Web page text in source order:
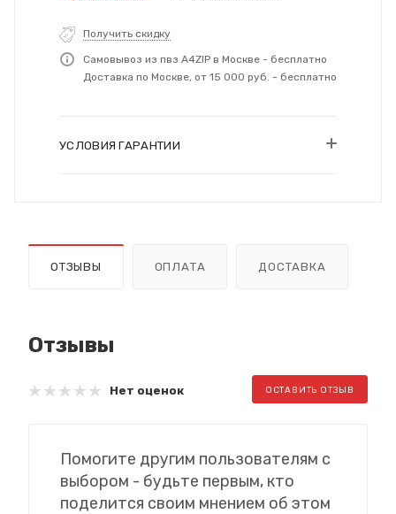
Получить скидку
Самовывоз из пвз A4ZIP в Москве - бесплатно
Доставка по Москве, от 15 000 руб. - бесплатно
УСЛОВИЯ ГАРАНТИИ
ОТЗЫВЫ ОПЛАТА ДОСТАВКА
Отзывы
Нет оценок ОСТАВИТЬ ОТЗЫВ
Помогите другим пользователям с
выбором - будьте первым, кто
поделится своим мнением об этом